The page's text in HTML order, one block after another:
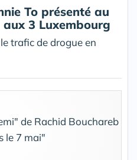
To présenté au
3 Luxembourg
trafic de drogue en